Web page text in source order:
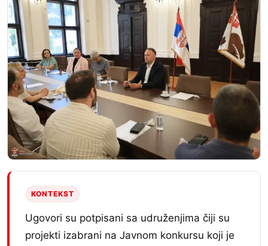
KONTEKST
Ugovori su potpisani sa udruženjima čiji su
projekti izabrani na Javnom konkursu koji je